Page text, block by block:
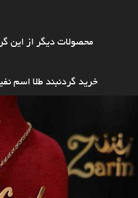
محصولات دیگر از این
خرید گردنبند طلا اسم